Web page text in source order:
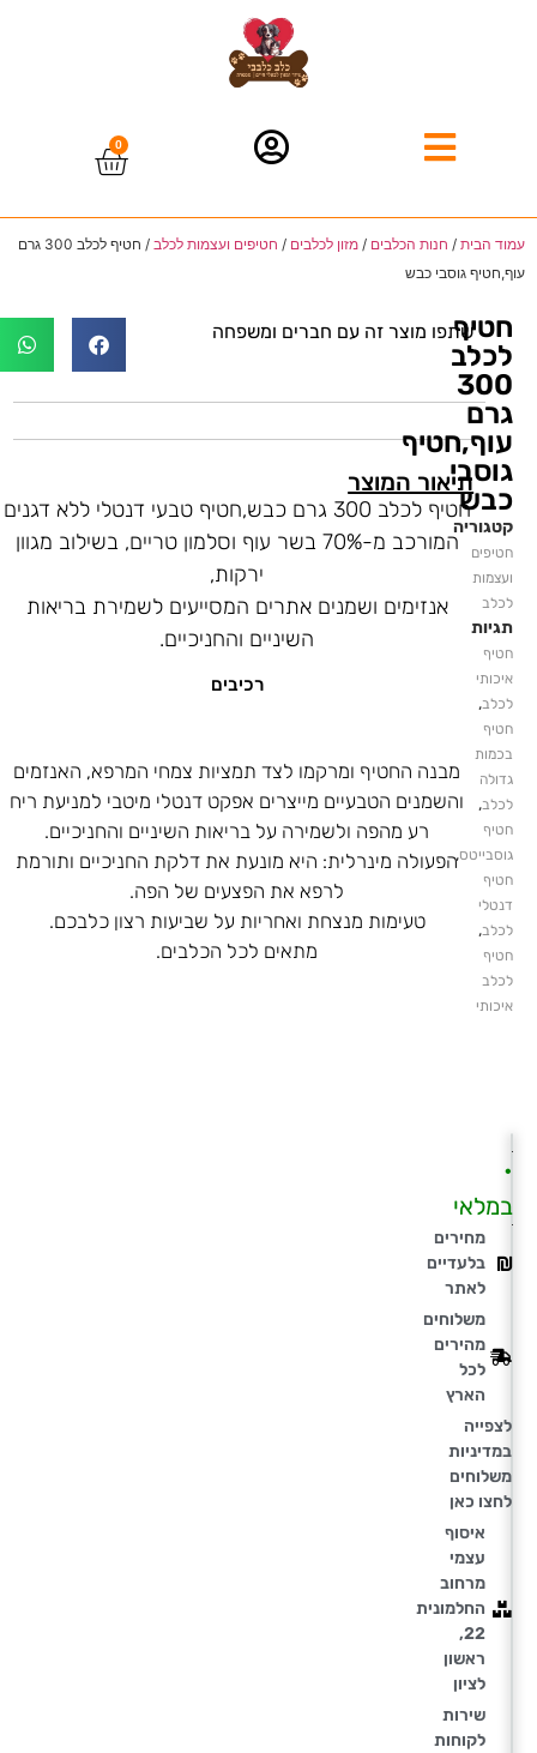
0
עמוד הבית / חנות הכלבים / מזון לכלבים / חטיפים ועצמות לכלב
/ חטיף לכלב 300 גרם
עוף,חטיף גוסבי כבש
חטיף
לכלב
300
גרם
עוף,חטיף
גוסבי
כבש
קטגוריה
חטיפים
ועצמות
לכלב
תגיות
חטיף
איכותי
לכלב,
חטיף
בכמות
גדולה
לכלב,
חטיף
גוסבייטס,
חטיף
דנטלי
לכלב,
חטיף
לכלב
איכותי
•
במלאי
מחירים
בלעדיים
לאתר
משלוחים
מהירים
לכל
הארץ
לצפייה
במדיניות
משלוחים
לחצו כאן
איסוף
עצמי
מרחוב
החלמונית
22,
ראשון
לציון
שירות
לקוחות
שתפו מוצר זה עם חברים ומשפחה
תיאור המוצר
חטיף לכלב 300 גרם כבש,חטיף טבעי דנטלי ללא דגנים
המורכב מ-70% בשר עוף וסלמון טריים, בשילוב מגוון
ירקות,
אנזימים ושמנים אתרים המסייעים לשמירת בריאות
השיניים והחניכיים.
רכיבים
מבנה החטיף ומרקמו לצד תמציות צמחי המרפא, האנזמים
והשמנים הטבעיים מייצרים אפקט דנטלי מיטבי למניעת ריח
רע מהפה ולשמירה על בריאות השיניים והחניכיים.
הפעולה מינרלית: היא מונעת את דלקת החניכיים ותורמת
לרפא את הפצעים של הפה.
טעימות מנצחת ואחריות על שביעות רצון כלבכם.
מתאים לכל הכלבים.